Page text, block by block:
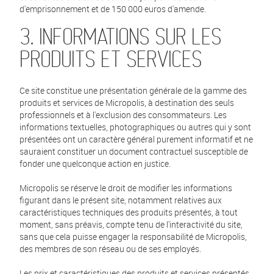
d'emprisonnement et de 150 000 euros d'amende.
3. INFORMATIONS SUR LES
PRODUITS ET SERVICES
Ce site constitue une présentation générale de la gamme des
produits et services de Micropolis, à destination des seuls
professionnels et à l'exclusion des consommateurs. Les
informations textuelles, photographiques ou autres qui y sont
présentées ont un caractère général purement informatif et ne
sauraient constituer un document contractuel susceptible de
fonder une quelconque action en justice.
Micropolis se réserve le droit de modifier les informations
figurant dans le présent site, notamment relatives aux
caractéristiques techniques des produits présentés, à tout
moment, sans préavis, compte tenu de l'interactivité du site,
sans que cela puisse engager la responsabilité de Micropolis,
des membres de son réseau ou de ses employés.